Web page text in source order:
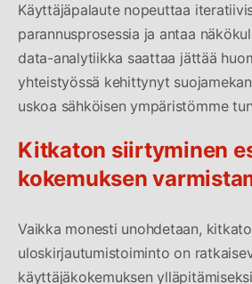
Käyttäjäpalaute nopeuttaa
parannusprosessia ja antaa
data-analytiikka saattaa jättää
yhteistyössä kehittynyt
uskoa sähköisen ympäristömme
Kitkaton siirtyminen
kokemuksen
Vaikka monesti unohdetaan,
uloskirjautumistoiminto on
käyttäjäkokemuksen